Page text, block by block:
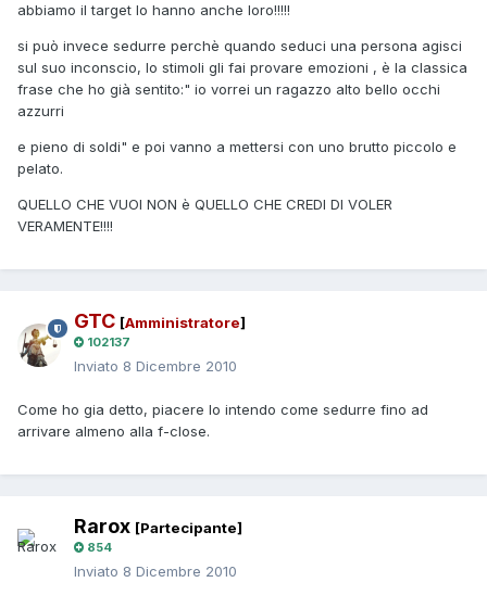
abbiamo il target lo hanno anche loro!!!!!
si può invece sedurre perchè quando seduci una persona agisci
sul suo inconscio, lo stimoli gli fai provare emozioni , è la classica
frase che ho già sentito:" io vorrei un ragazzo alto bello occhi
azzurri
e pieno di soldi" e poi vanno a mettersi con uno brutto piccolo e
pelato.
QUELLO CHE VUOI NON è QUELLO CHE CREDI DI VOLER
VERAMENTE!!!!
GTC [Amministratore]
102137
Inviato 8 Dicembre 2010
Come ho gia detto, piacere lo intendo come sedurre fino ad
arrivare almeno alla f-close.
Rarox [Partecipante]
854
Inviato 8 Dicembre 2010